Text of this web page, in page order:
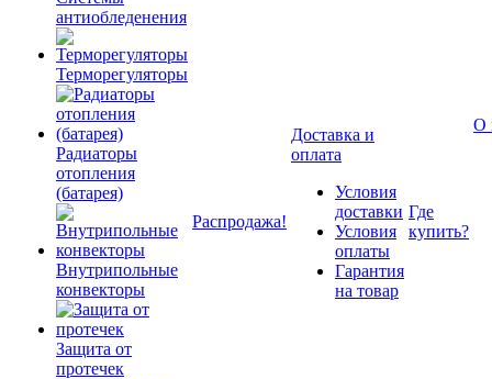
антиобледенения
Терморегуляторы
Радиаторы
отопления
(батарея)
Внутрипольные
конвекторы
Защита от
протечек
Распродажа!
Доставка и
оплата
Условия
доставки
Условия
оплаты
Гарантия
на товар
Где
купить?
О